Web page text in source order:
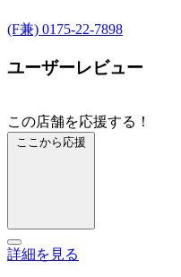
(F兼) 0175-22-7898
ユーザーレビュー
この店舗を応援する！
ここから応援
詳細を見る